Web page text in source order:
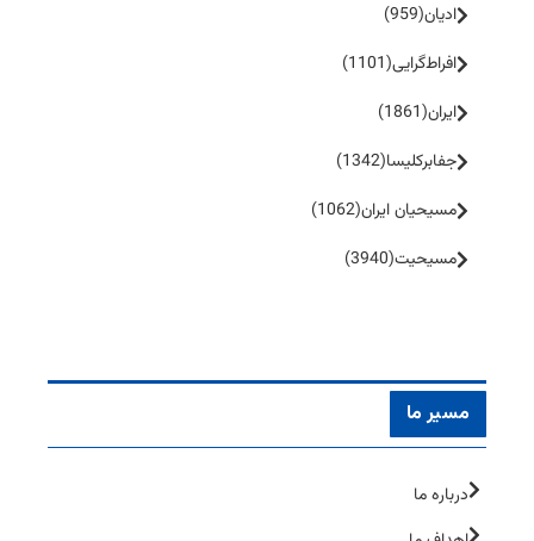
ادیان(959)
افراط‌گرایی(1101)
ایران(1861)
جفا‌بر‌کلیسا(1342)
مسیحیان ایران(1062)
مسیحیت(3940)
مسیر ما
درباره ما